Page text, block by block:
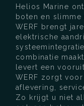
Helios Marine
boten en slimme
WERF brengt
elektrische
combinatie
levert een
WERF zorgt
aflevering,
Zo krijgt u niet